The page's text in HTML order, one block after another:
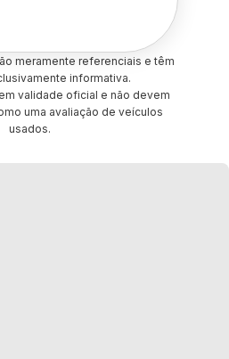
meramente referenciais e têm
informativa.
validade oficial e não devem
uma avaliação de veículos
usados.